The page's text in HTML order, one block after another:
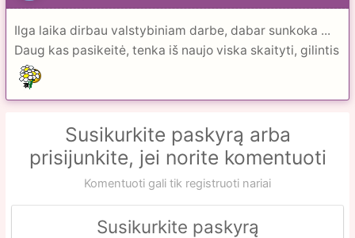
Ilga laika dirbau valstybiniam darbe, dabar sunkoka ...
Daug kas pasikeitė, tenka iš naujo viska skaityti, gilintis
Susikurkite paskyrą arba
prisijunkite, jei norite komentuoti
Komentuoti gali tik registruoti nariai
Susikurkite paskyrą